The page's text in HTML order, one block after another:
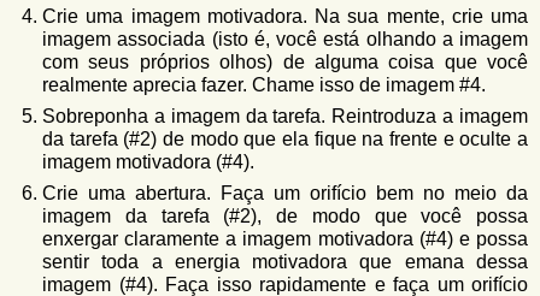
Crie uma imagem motivadora. Na sua mente, crie uma
imagem associada (isto é, você está olhando a imagem
com seus próprios olhos) de alguma coisa que você
realmente aprecia fazer. Chame isso de imagem #4.
Sobreponha a imagem da tarefa. Reintroduza a imagem
da tarefa (#2) de modo que ela fique na frente e oculte a
imagem motivadora (#4).
Crie uma abertura. Faça um orifício bem no meio da
imagem da tarefa (#2), de modo que você possa
enxergar claramente a imagem motivadora (#4) e possa
sentir toda a energia motivadora que emana dessa
imagem (#4). Faça isso rapidamente e faça um orifício